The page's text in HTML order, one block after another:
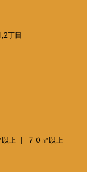
丁目
以上
７０㎡以上